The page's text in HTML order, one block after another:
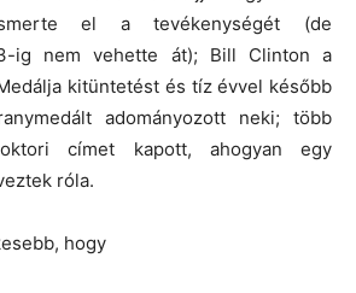
el a tevékenységét (de
ig nem vehette át); Bill Clinton a
kitüntetést és tíz évvel később
adományozott neki; több
címet kapott, ahogyan egy
róla.
hogy